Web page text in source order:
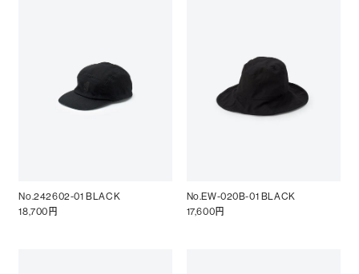
No.242602-01 BLACK
18,700円
No.EW-020B-01 BLACK
17,600円